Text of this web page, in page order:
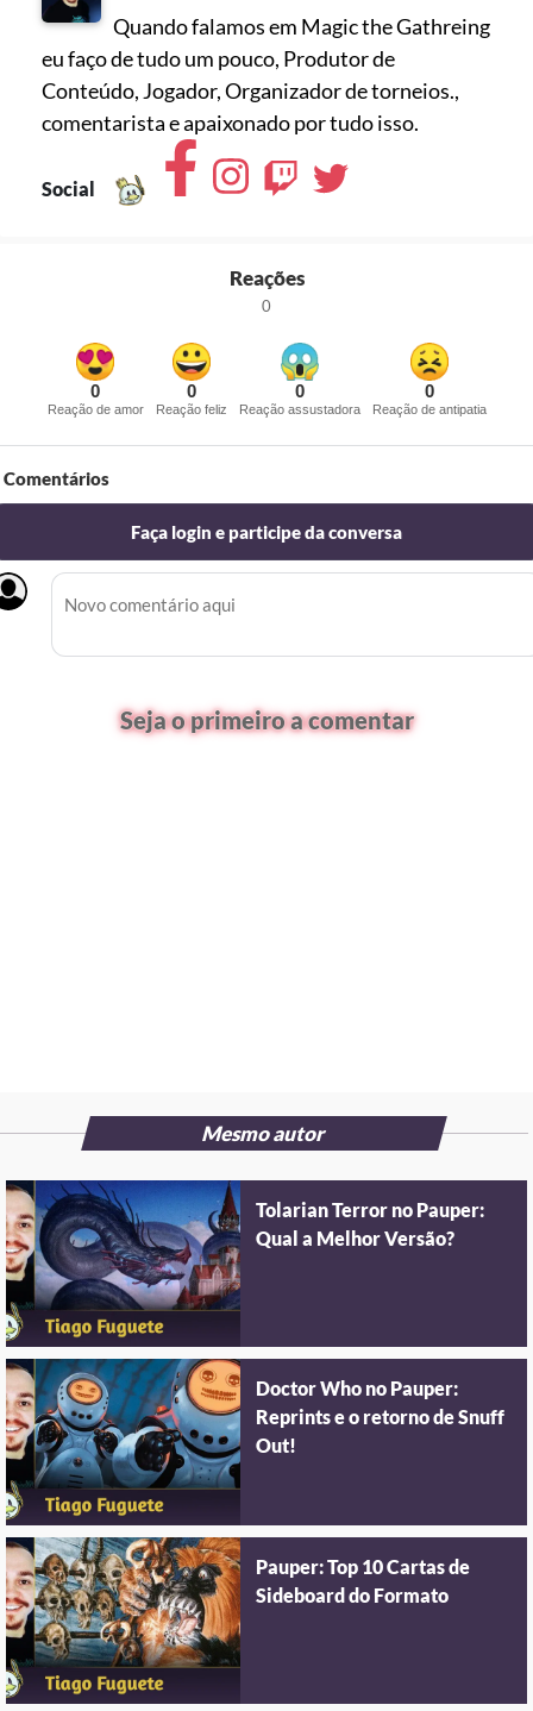
Quando falamos em Magic the Gathreing
eu faço de tudo um pouco, Produtor de
Conteúdo, Jogador, Organizador de torneios.,
comentarista e apaixonado por tudo isso.
Social
Reações
0
0
Reação de amor
0
Reação feliz
0
Reação assustadora
0
Reação de antipatia
Comentários
Faça login e participe da conversa
Seja o primeiro a comentar
Mesmo autor
Tolarian Terror no Pauper:
Qual a Melhor Versão?
Doctor Who no Pauper:
Reprints e o retorno de Snuff
Out!
Pauper: Top 10 Cartas de
Sideboard do Formato